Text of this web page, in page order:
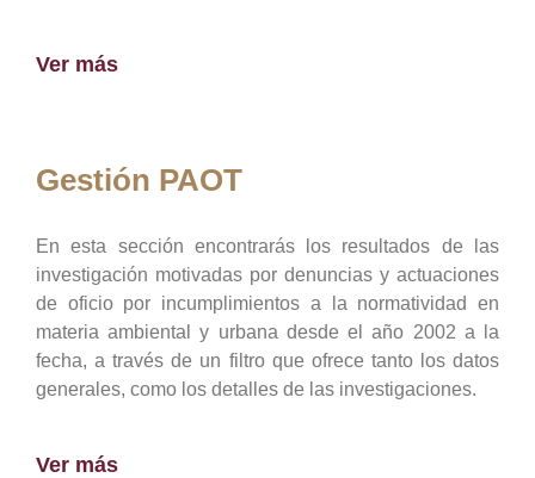
Ver más
Gestión PAOT
En esta sección encontrarás los resultados de las
investigación motivadas por denuncias y actuaciones
de oficio por incumplimientos a la normatividad en
materia ambiental y urbana desde el año 2002 a la
fecha, a través de un filtro que ofrece tanto los datos
generales, como los detalles de las investigaciones.
Ver más